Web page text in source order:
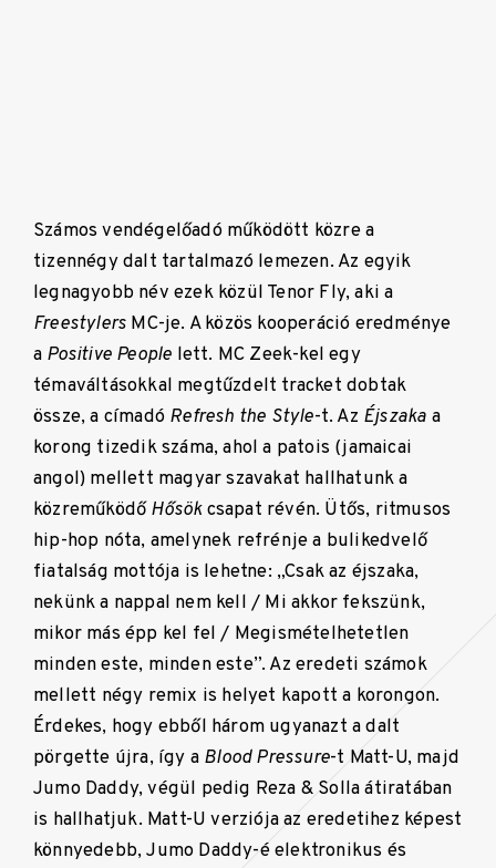
Számos vendégelőadó működött közre a
tizennégy dalt tartalmazó lemezen. Az egyik
legnagyobb név ezek közül Tenor Fly, aki a
Freestylers MC-je. A közös kooperáció eredménye
a Positive People lett. MC Zeek-kel egy
témaváltásokkal megtűzdelt tracket dobtak
össze, a címadó Refresh the Style-t. Az Éjszaka a
korong tizedik száma, ahol a patois (jamaicai
angol) mellett magyar szavakat hallhatunk a
közreműködőHősökcsapat révén. Ütős, ritmusos
hip-hop nóta, amelynek refrénje a bulikedvelő
fiatalság mottója is lehetne: „Csak az éjszaka,
nekünk a nappal nem kell / Mi akkor fekszünk,
mikor más épp kel fel / Megismételhetetlen
minden este, minden este”. Az eredeti számok
mellett négy remix is helyet kapott a korongon.
Érdekes, hogy ebből három ugyanazt a dalt
pörgette újra, így a Blood Pressure-t Matt-U, majd
Jumo Daddy, végül pedig Reza & Solla átiratában
is hallhatjuk. Matt-U verziója az eredetihez képest
könnyedebb, Jumo Daddy-é elektronikus és